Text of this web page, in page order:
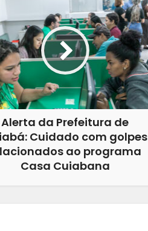
Alerta da Prefeitura de
Cuidado com golpes
ao programa
Casa Cuiabana